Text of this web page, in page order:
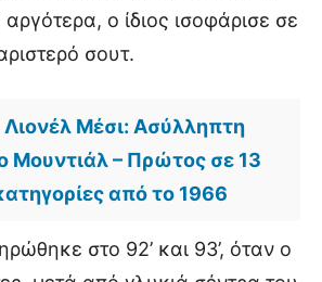
ο ίδιος ισοφάρισε σε
σουτ.
Λιονέλ Μέσι: Ασύλληπτη
Μουντιάλ – Πρώτος σε 13
από το 1966
στο 92’ και 93’, όταν ο